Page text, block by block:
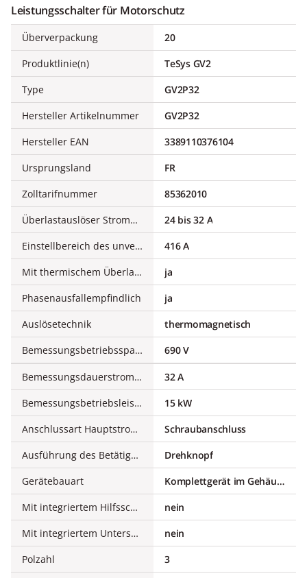
Leistungsschalter für Motorschutz
Überverpackung
20
Produktlinie(n)
TeSys GV2
Type
GV2P32
Hersteller Artikelnummer
GV2P32
Hersteller EAN
3389110376104
Ursprungsland
FR
Zolltarifnummer
85362010
Überlastauslöser Stromeinstellung
24 bis 32 A
Einstellbereich des unverzögerten Kurzschlussauslösers
416 A
Mit thermischem Überlastschutz
ja
Phasenausfallempfindlich
ja
Auslösetechnik
thermomagnetisch
Bemessungsbetriebsspannung
690 V
Bemessungsdauerstrom Iu
32 A
Bemessungsbetriebsleistung bei AC-3, 400 V
15 kW
Anschlussart Hauptstromkreis
Schraubanschluss
Ausführung des Betätigungselements
Drehknopf
Gerätebauart
Komplettgerät im Gehäuse
Mit integriertem Hilfsschalter
nein
Mit integriertem Unterspannungsauslöser
nein
Polzahl
3